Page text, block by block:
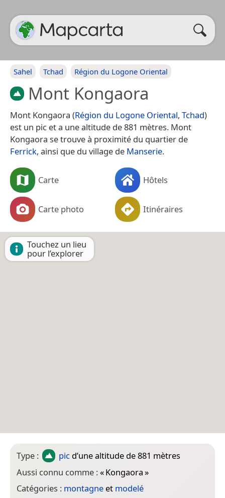
Sahel Tchad Région du Logone Oriental
Mont Kongaora
Mont Kongaora (Région du Logone Oriental, Tchad)
est un pic et a une altitude de 881 mètres. Mont
Kongaora se trouve à proximité du quartier de
Ferrick, ainsi que du village de Manserie.
Carte Hôtels
Carte photo Itinéraires
Touchez un lieu
pour l’explorer
Type : pic d’une altitude de 881 mètres
Aussi connu comme :«Kongaora»
Catégories : montagne et modelé